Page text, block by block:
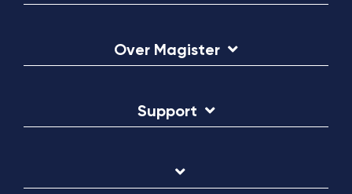
Over Magister
Support